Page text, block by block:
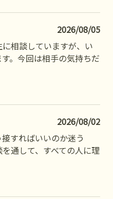
2026/08/05
相談していますが、い
。今回は相手の気持ちだ
2026/08/02
すればいいのか迷う
通して、すべての人に理